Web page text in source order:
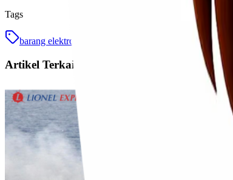
Tags
barang elektronik cara packing barang elektronik
Artikel Terkait